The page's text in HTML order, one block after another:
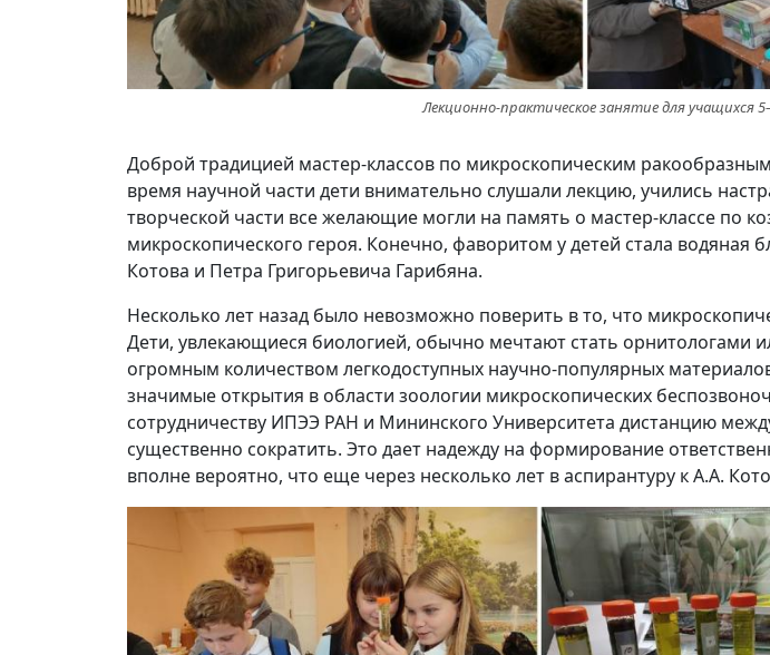
Лекционно-практическое занятие для учащихся
Доброй традицией мастер-классов по микроскопическим
время научной части дети внимательно слушали лекцию, учились
творческой части все желающие могли на память о мастер-классе по
микроскопического героя. Конечно, фаворитом у детей стала
Котова и Петра Григорьевича Гарибяна.
Несколько лет назад было невозможно поверить в то, что
Дети, увлекающиеся биологией, обычно мечтают стать орнитологами
огромным количеством легкодоступных научно-популярных
значимые открытия в области зоологии микроскопических
сотрудничеству ИПЭЭ РАН и Мининского Университета дистанцию
существенно сократить. Это дает надежду на формирование
вполне вероятно, что еще через несколько лет в аспирантуру к А.А.